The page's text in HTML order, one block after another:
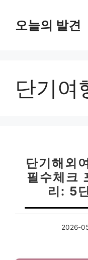
오늘의 발견
단기여
단기해외
필수체크
리: 5
2026-